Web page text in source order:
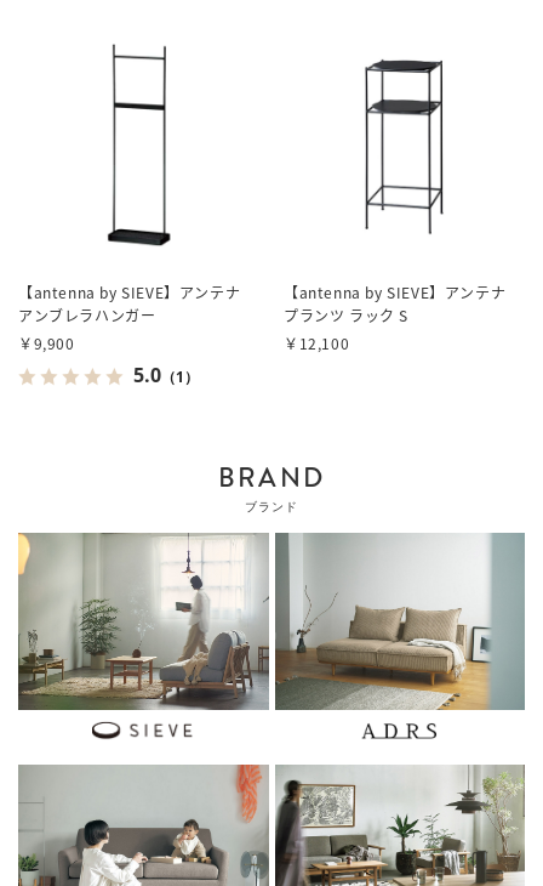
【antenna by SIEVE】アンテナ
アンブレラハンガー
￥9,900
5.0 （1）
【antenna by SIEVE】アンテナ
プランツ ラック S
￥12,100
BRAND
ブランド